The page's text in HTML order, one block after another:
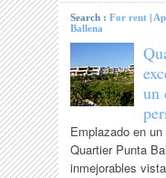
Search :For rent |
Ballena
un
Emplazado en
Quartier Punta
inmejorables